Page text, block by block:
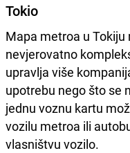
Tokio
Mapa metroa u Tokiju
nevjerovatno
upravlja više
upotrebu nego što se
jednu voznu kartu
vozilu metroa ili
vlasništvu vozilo.